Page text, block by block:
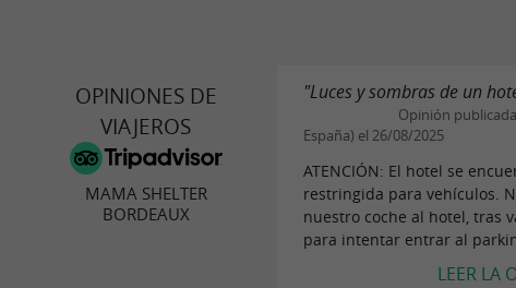
OPINIONES DE
VIAJEROS
MAMA SHELTER
BORDEAUX
"Luces y sombras de un
Opinión
España) el 26/08/2025
ATENCIÓN: El hotel se
restringida para vehículos.
nuestro coche al hotel, tras
para intentar entrar al
LEER LA